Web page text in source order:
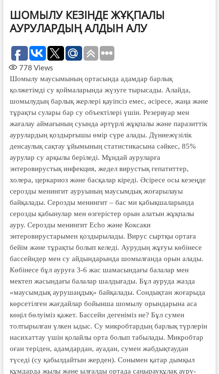
ШОМЫЛУ КЕЗІНДЕ ЖҰҚПАЛЫ
АУРУЛАРДЫҢ АЛДЫН АЛУ
778 Views
Шомылу маусымының ортасында адамдар барлық
қолжетімді су қой­маларында жүзуге тырысады. Алай­да,
шомылудың барлық жерлері қауіпсіз емес, әсіресе, жаңа және
тұрақты су­лары бар су объектілері үшін. Резер­вуар мен
жағалау аймағының суында әртүрлі жұқпалы және паразиттік
ауру­лардың қоздырғышы өмір сүре алады. Дүниежүзілік
денсаулық сақтау ұйы­мының статистикасына сәйкес, 85%
аурулар су арқылы беріледі. Мұндай ауруларға
энтеровирустық инфек­ция, жедел вирустық гепатиттер,
холера, церкариоз және басқалар кіреді. Әсіресе осы кезеңде
серозды менингит ауруының маусымдық жоғарылауы
байқалады. Серозды менингит – бас ми қабықшаларында
серозды қабынулар мен өзгерістер орын алатын жұқпалы
ауру. Серозды менингит Echo және Коксаки
энтеровирустарымен қоз­ды­рылады. Вирус сыртқы ортаға
бейім және тұрақты болып келеді. Аурудың жұғуы көбінесе
бассейндер мен су айдындарында шомылғанда орын алады.
Көбінесе бұл ауруға 3-6 жас шамасындағы балалар мен
мектеп жасындағы балалар шалдығады. Бұл ауруда жазда
«маусымдық ауру­шаң­дық» байқалады. Сондықтан жоға­ры­да
көрсетілген жағдайлар бойынша шомылу орындарына аса
көңіл бөлуіміз қажет. Бассейн дегеніміз не? Бұл сумен
толтырылған үлкен ыдыс. Су микробтардың барлық түрлерін
насихаттау үшін қолайлы орта болып табылады. Микробтар
оған теріден, адамдардан, ауадан, сумен жабдықтаудан
түседі (су қабылдайтын жерден). Сонымен қатар дымқыл
құмдарда жылы және ылғалды ортада саңырауқұлақ ауру­